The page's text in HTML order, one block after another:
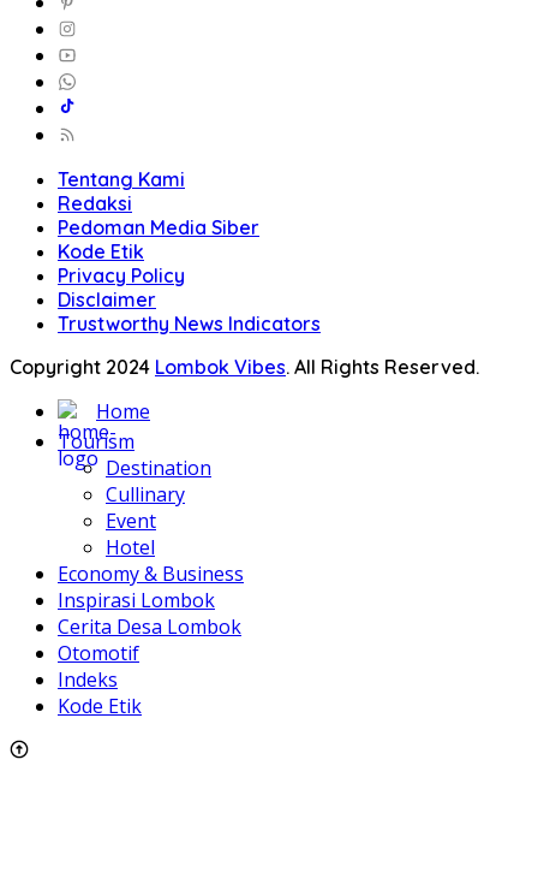
Tentang Kami
Redaksi
Pedoman Media Siber
Kode Etik
Privacy Policy
Disclaimer
Trustworthy News Indicators
Copyright 2024 Lombok Vibes. All Rights Reserved.
Home
Tourism
Destination
Cullinary
Event
Hotel
Economy & Business
Inspirasi Lombok
Cerita Desa Lombok
Otomotif
Indeks
Kode Etik